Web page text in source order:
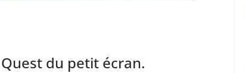
du petit écran.